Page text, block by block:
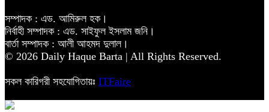
সম্পাদক : এড. আমিরুল হক।
নির্বাহী সম্পাদক : এড. সাইফুল ইসলাম জনি।
বার্তা সম্পাদক : আলী আহমদ দুলাল।
© 2026 Daily Haque Barta | All Rights Reserved.
সকল কারিগরী সহযোগিতায়ঃ ITFaire